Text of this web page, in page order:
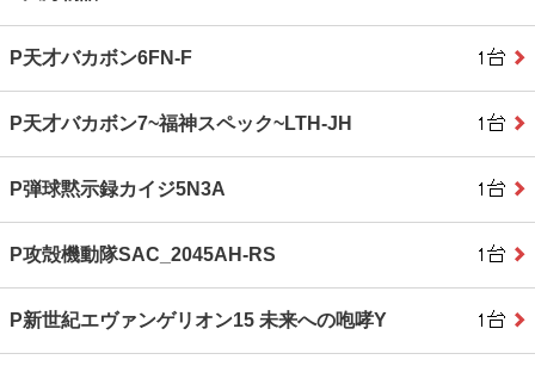
P天才バカボン6FN-F
P天才バカボン7~福神スペック~LTH-JH
P弾球黙示録カイジ5N3A
P攻殻機動隊SAC_2045AH-RS
P新世紀エヴァンゲリオン15 未来への咆哮Y